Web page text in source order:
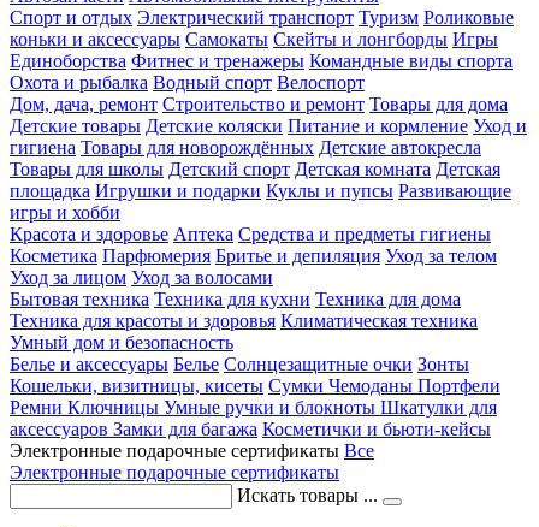
Спорт и отдых Электрический транспорт Туризм Роликовые
коньки и аксессуары Самокаты Скейты и лонгборды Игры
Единоборства Фитнес и тренажеры Командные виды спорта
Охота и рыбалка Водный спорт Велоспорт
Дом, дача, ремонт Строительство и ремонт Товары для дома
Детские товары Детские коляски Питание и кормление Уход и
гигиена Товары для новорождённых Детские автокресла
Товары для школы Детский спорт Детская комната Детская
площадка Игрушки и подарки Куклы и пупсы Развивающие
игры и хобби
Красота и здоровье Аптека Средства и предметы гигиены
Косметика Парфюмерия Бритье и депиляция Уход за телом
Уход за лицом Уход за волосами
Бытовая техника Техника для кухни Техника для дома
Техника для красоты и здоровья Климатическая техника
Умный дом и безопасность
Белье и аксессуары Белье Солнцезащитные очки Зонты
Кошельки, визитницы, кисеты Сумки Чемоданы Портфели
Ремни Ключницы Умные ручки и блокноты Шкатулки для
аксессуаров Замки для багажа Косметички и бьюти-кейсы
Электронные подарочные сертификаты Все
Электронные подарочные сертификаты
Искать товары ...